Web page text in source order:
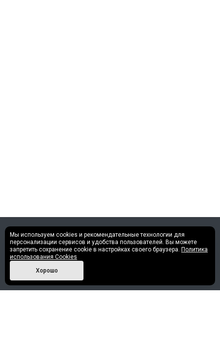
©2013 - 2026 Все права защищены.
Политика конфиденциальности
Мы используем cookies и рекомендательные технологии для
персонализации сервисов и удобства пользователей. Вы можете
запретить сохранение cookie в настройках своего браузера. Политика
использования Cookies
Хорошо